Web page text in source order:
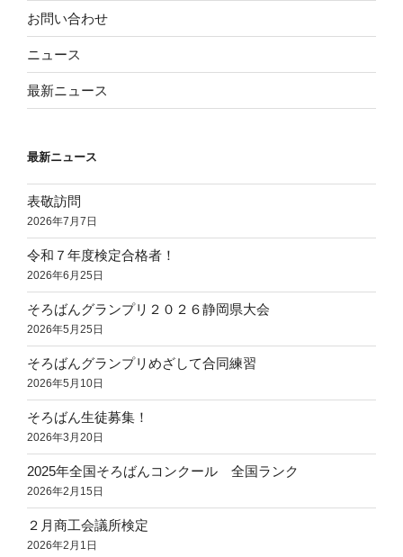
お問い合わせ
ニュース
最新ニュース
最新ニュース
表敬訪問
2026年7月7日
令和７年度検定合格者！
2026年6月25日
そろばんグランプリ２０２６静岡県大会
2026年5月25日
そろばんグランプリめざして合同練習
2026年5月10日
そろばん生徒募集！
2026年3月20日
2025年全国そろばんコンクール 全国ランク
2026年2月15日
２月商工会議所検定
2026年2月1日